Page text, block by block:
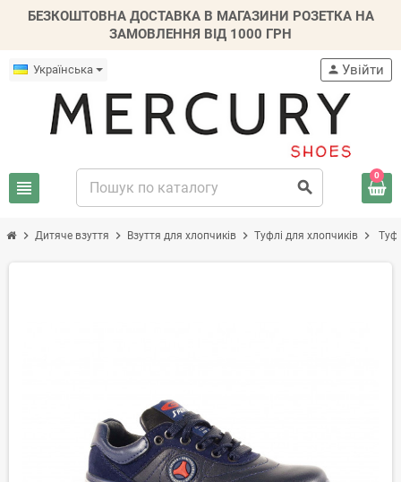
БЕЗКОШТОВНА ДОСТАВКА В МАГАЗИНИ РОЗЕТКА НА
ЗАМОВЛЕННЯ ВІД 1000 ГРН
Українська
view_headline search
person Увійти
0
chevron_right Дитяче взуття chevron_right Взуття для хлопчиків chevron_right Туфлі для хлопчиків chevron_right